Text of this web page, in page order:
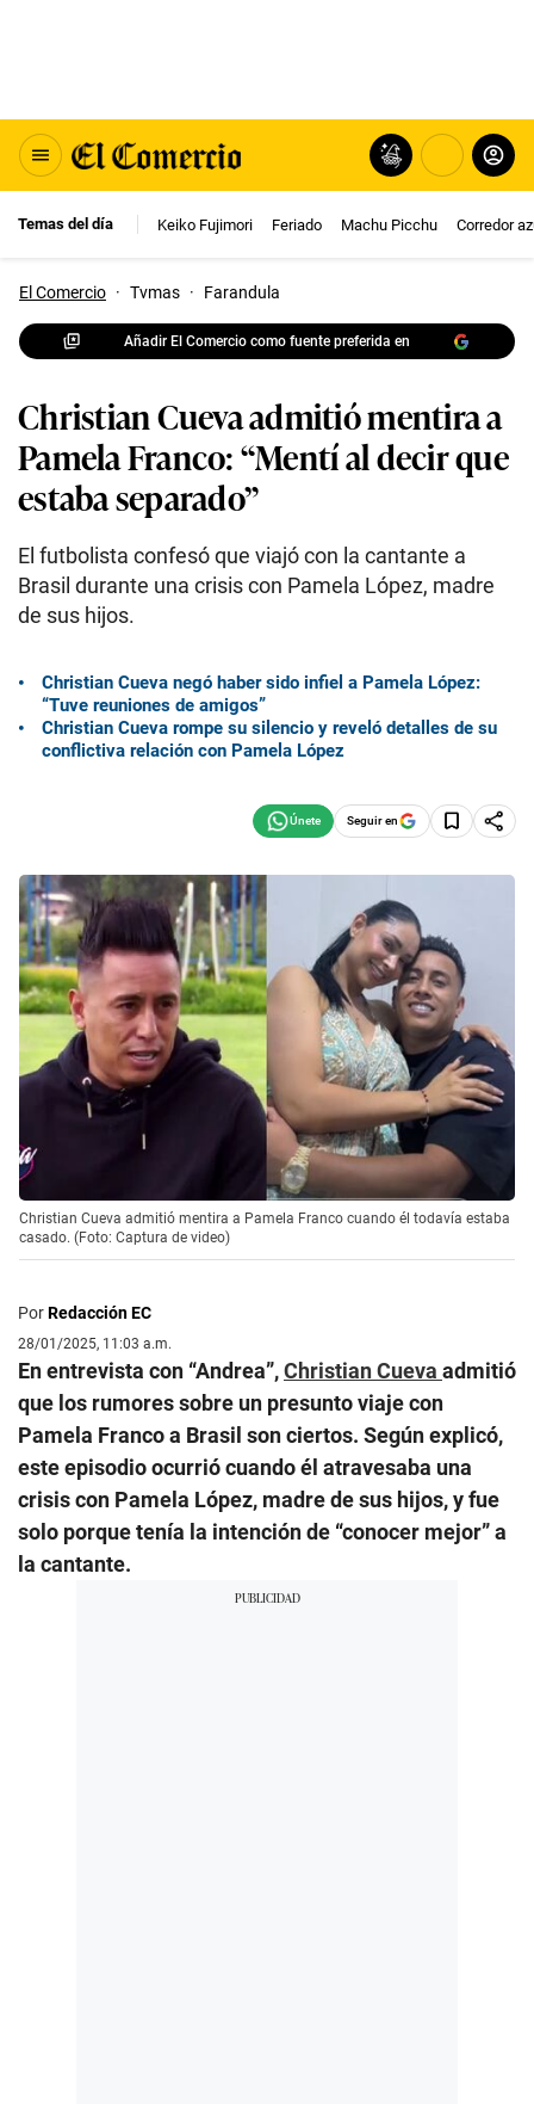
Temas del día Keiko Fujimori Feriado Machu Picchu Corredor
El Comercio · Tvmas · Farandula
Añadir El Comercio como fuente preferida en
Christian Cueva admitió mentira a
Pamela Franco: “Mentí al decir que
estaba separado”
El futbolista confesó que viajó con la cantante a
Brasil durante una crisis con Pamela López, madre
de sus hijos.
Christian Cueva negó haber sido infiel a Pamela López:
“Tuve reuniones de amigos”
Christian Cueva rompe su silencio y reveló detalles de su
conflictiva relación con Pamela López
Seguir en
Christian Cueva admitió mentira a Pamela Franco cuando él todavía estaba
casado. (Foto: Captura de video)
PorRedacción EC
28/01/2025, 11:03 a.m.
En entrevista con “Andrea”,Christian Cueva admitió
que los rumores sobre un presunto viaje con
Pamela Franco a Brasil son ciertos. Según explicó,
este episodio ocurrió cuando él atravesaba una
crisis con Pamela López, madre de sus hijos, y fue
solo porque tenía la intención de “conocer mejor” a
la cantante.